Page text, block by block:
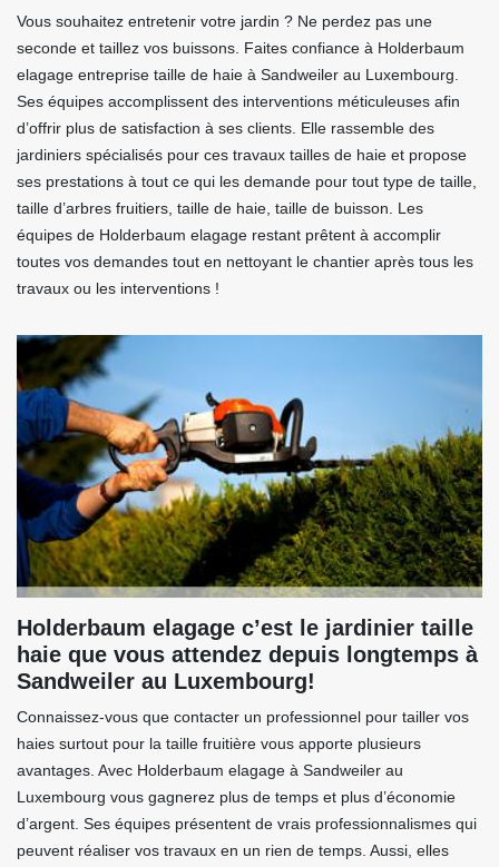
Vous souhaitez entretenir votre jardin ? Ne perdez pas une
seconde et taillez vos buissons. Faites confiance à Holderbaum
elagage entreprise taille de haie à Sandweiler au Luxembourg.
Ses équipes accomplissent des interventions méticuleuses afin
d’offrir plus de satisfaction à ses clients. Elle rassemble des
jardiniers spécialisés pour ces travaux tailles de haie et propose
ses prestations à tout ce qui les demande pour tout type de taille,
taille d’arbres fruitiers, taille de haie, taille de buisson. Les
équipes de Holderbaum elagage restant prêtent à accomplir
toutes vos demandes tout en nettoyant le chantier après tous les
travaux ou les interventions !
Holderbaum elagage c’est le jardinier taille
haie que vous attendez depuis longtemps à
Sandweiler au Luxembourg!
Connaissez-vous que contacter un professionnel pour tailler vos
haies surtout pour la taille fruitière vous apporte plusieurs
avantages. Avec Holderbaum elagage à Sandweiler au
Luxembourg vous gagnerez plus de temps et plus d’économie
d’argent. Ses équipes présentent de vrais professionnalismes qui
peuvent réaliser vos travaux en un rien de temps. Aussi, elles